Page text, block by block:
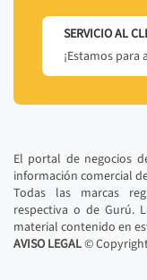
SERVICIO AL
¡Estamos para
El portal de negocios
información comercial
Todas las marcas
respectiva o de Gurú.
material contenido en
AVISO LEGAL©